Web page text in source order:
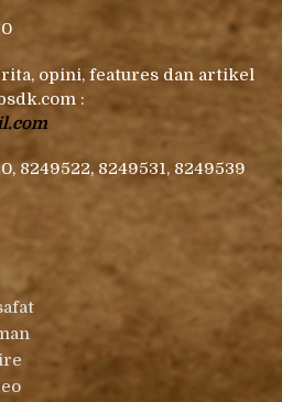
opini, features dan artikel
:
8249522, 8249531, 8249539